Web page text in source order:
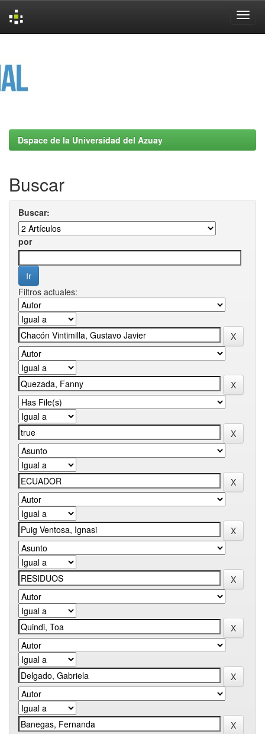
Dspace de la Universidad del Azuay
Buscar
Buscar:
por
Filtros actuales: